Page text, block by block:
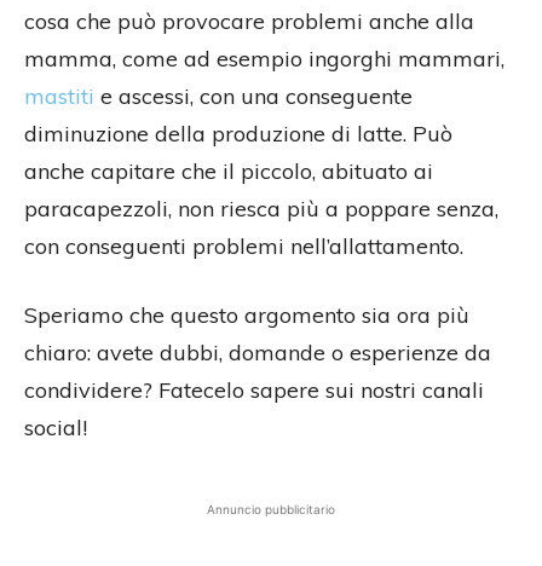
cosa che può provocare problemi anche alla
mamma, come ad esempio ingorghi mammari,
mastiti e ascessi, con una conseguente
diminuzione della produzione di latte. Può
anche capitare che il piccolo, abituato ai
paracapezzoli, non riesca più a poppare senza,
con conseguenti problemi nell’allattamento.
Speriamo che questo argomento sia ora più
chiaro: avete dubbi, domande o esperienze da
condividere? Fatecelo sapere sui nostri canali
social!
Annuncio pubblicitario